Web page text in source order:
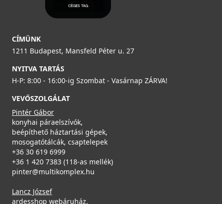
CÍMÜNK
1211 Budapest, Mansfeld Péter u. 27
NYITVA TARTÁS
H-P: 8:00 - 16:00-ig Szombat - Vasárnap ZÁRVA!
VEVŐSZOLGÁLAT
Pintér Gábor
konyhai páraelszívók,
beépíthető háztartási gépek,
mosogatótálcák, csaptelepek
+36 30 619 6999
+36 1 420 7383 (118-as mellék)
pinter@multikomplex.hu
Lancz József
ardesshop webáruház,